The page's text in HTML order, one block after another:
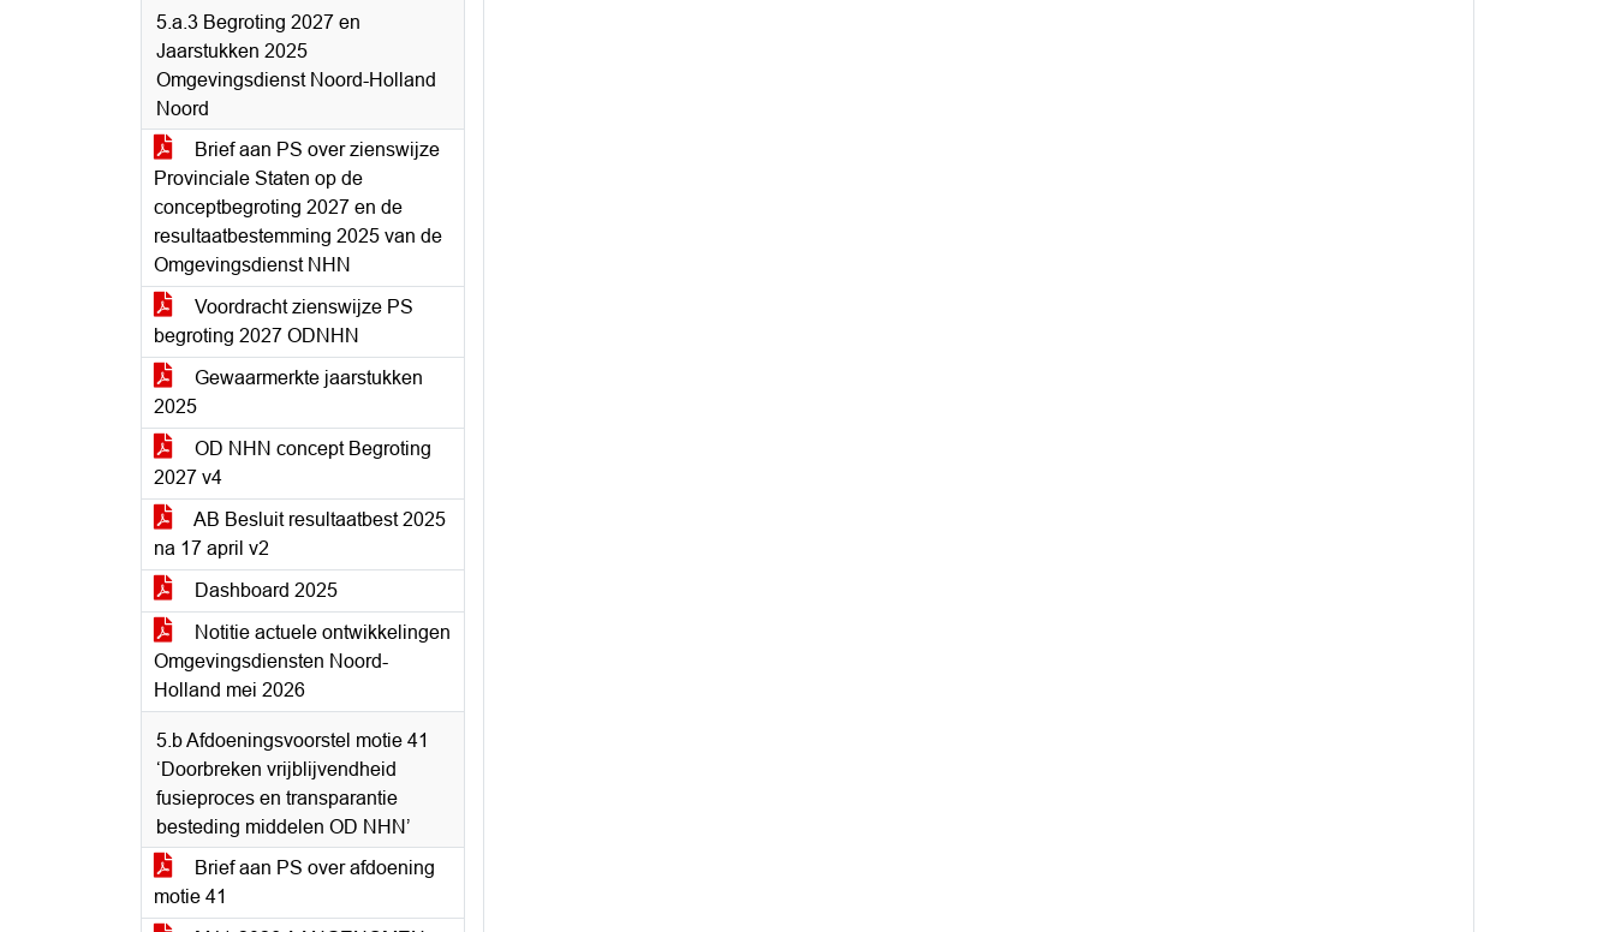
5.a.3 Begroting 2027 en
Jaarstukken 2025
Omgevingsdienst Noord-Holland
Noord
Brief aan PS over zienswijze
Provinciale Staten op de
conceptbegroting 2027 en de
resultaatbestemming 2025 van de
Omgevingsdienst NHN
Voordracht zienswijze PS
begroting 2027 ODNHN
Gewaarmerkte jaarstukken
2025
OD NHN concept Begroting
2027 v4
AB Besluit resultaatbest 2025
na 17 april v2
Dashboard 2025
Notitie actuele ontwikkelingen
Omgevingsdiensten Noord-
Holland mei 2026
5.b Afdoeningsvoorstel motie 41
‘Doorbreken vrijblijvendheid
fusieproces en transparantie
besteding middelen OD NHN’
Brief aan PS over afdoening
motie 41